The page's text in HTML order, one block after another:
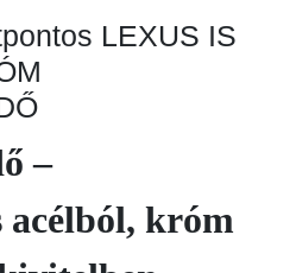
LEXUS IS
–
acélból, króm